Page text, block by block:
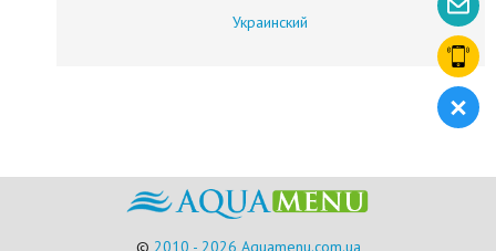
Украинский
© 2010 - 2026 Aquamenu.com.ua